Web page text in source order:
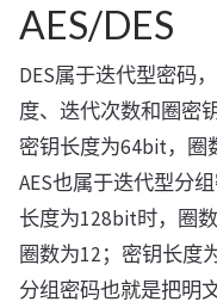
AES/DES
DES属于迭代型密码
度、迭代次数和圈密
密钥长度为64bit，圈
AES也属于迭代型分
长度为128bit时，圈
圈数为12；密钥长度
分组密码也就是把明